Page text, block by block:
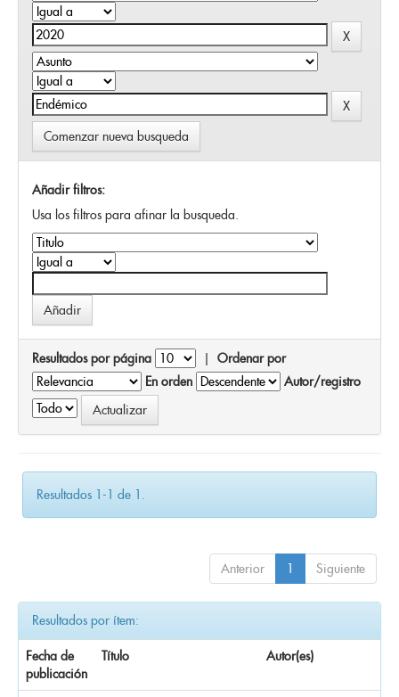
Comenzar nueva busqueda
Añadir filtros:
Usa los filtros para afinar la busqueda.
Resultados por página | Ordenar por
En orden
Autor/registro
Resultados 1-1 de 1.
Anterior 1 Siguiente
Resultados por ítem:
Fecha de
publicación
Título Autor(es)